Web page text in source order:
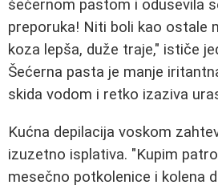
šećernom pastom i odusevila
preporuka! Niti boli kao ostale
koza lepša, duže traje," ističe
Šećerna pasta je manje
skida vodom i retko izaziva
Kućna depilacija voskom
izuzetno isplativa. "Kupim
mesečno potkolenice i kolena